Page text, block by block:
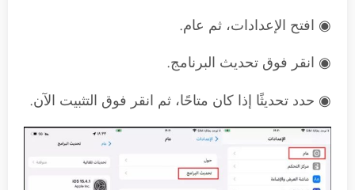
◉ افتح الإعدادات، ثم عام.
◉ انقر فوق تحديث البرنامج.
◉ حدد تحديثًا إذا كان متاحًا، ثم انقر فوق التثبيت الآن.